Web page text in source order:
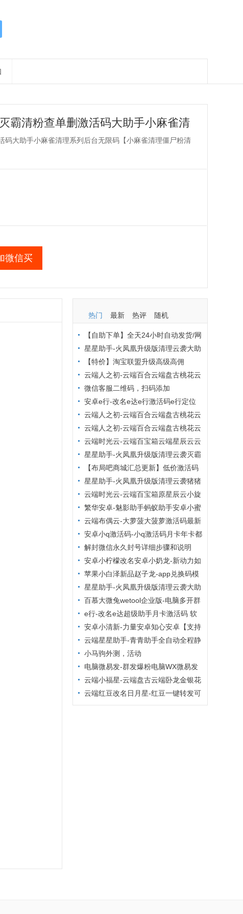
霸清粉查单删激活码大助手小麻雀清
尸粉清理通讯录查屏蔽清理朋友
大助手小麻雀清理系列后台无限码【小麻雀清理僵尸粉清
微信买
热门 最新 热评 随机
【自助下单】全天24小时自动发货/网
页自动秒发激活码/低价激活码商城/布
局吧商城/激活码批发商城
星星助手-火凤凰升级版清理云袭大助
手小麻雀清理僵尸粉查单删【小麻雀清
理周卡】
【特价】淘宝联盟升级高级高佣
云端人之初-云端百合云端盘古桃花云
小红花云端优乐美原冰淇淋最新官网地
址激活码【云端转发朋友圈点赞爆粉转
发评论】
微信客服二维码，扫码添加
安卓e行-改名e达e行激活码e行定位
打卡安卓定位软件激活码虚拟专家原安
卓虚拟帮手月卡年卡【安卓虚拟定位】
云端人之初-云端百合云端盘古桃花云
云端金银花小红花小蜻蜓云玲珑九朵云
小叮当【突破封圈提醒云端转发朋友圈
万群同步】
云端人之初-云端百合云端盘古桃花云
云端云转发【云端转发跟圈点赞】云转
发-云端转发不封号，收藏转发朋友圈，
自动同步转发朋友圈
云端时光云-云端百宝箱云端星辰云云
端小旋风【转发朋友圈大视频自动点赞
群管理VIP影视】
星星助手-火凤凰升级版清理云袭灭霸
清粉查单删激活码大助手小麻雀清理系
列后台无限码【小麻雀清理僵尸粉清理
通讯录查屏蔽清理朋友
【布局吧商城汇总更新】低价激活码
商城，24小时自动发货，布局吧商城
星星助手-火凤凰升级版清理云袭猪猪
清理僵尸粉周卡【云端清粉周卡】
云端时光云-云端百宝箱原星辰云小旋
风繁华安卓-魅影助手蚂蚁助手安卓小蜜
助手安卓多开分身
云端布偶云-大萝菠大菠萝激活码最新
地址官网‬【云端转发朋友圈快手大视
频】
安卓小q激活码-小q激活码月卡年卡都
有打卡安卓虚拟定位
解封微信永久封号详细步骤和说明
安卓小柠檬改名安卓小奶龙-新动力如
意安卓安卓多开分身
苹果小白泽新品赵子龙-app兑换码模
式激活码/苹果tf兑换模式
星星助手-火凤凰升级版清理云袭大助
手老绵羊管家清理系列后台无限码【老
绵羊管家清理僵尸粉清理通
百慕大微兔wetool企业版-电脑多开群
发爆粉群管
e行-改名e达超级助手月卡激活码 软
件定位-支持钉钉虚拟定位任意多开
安卓小清新-力量安卓知心安卓【支持
鸿蒙转发朋友圈虚拟定位万群同步】
云端星星助手-青青助手全自动全程静
默清理僵尸粉
小马驹外测，活动
电脑微易发-群发爆粉电脑WX微易发
特供版年卡带朋友圈功能
云端小福星-云端盘古云端卧龙金银花
同步转发朋友圈自动回复消息欢迎新人
云端红豆改名日月星-红豆一键转发可
指定好友云端红豆语音转发朋友圈转发